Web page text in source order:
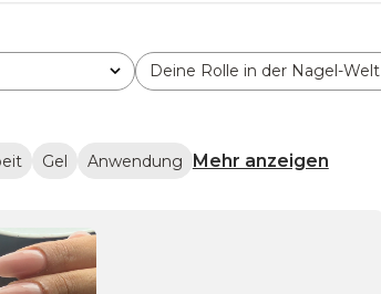
Deine Rolle in der Nagel-Welt
Alle
Gel Anwendung Mehr anzeigen